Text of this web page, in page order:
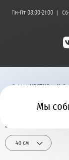
40 см
2 600 ₽
Пн-Пт 08:00-21:00
©2026 КОСТИС —
Мы